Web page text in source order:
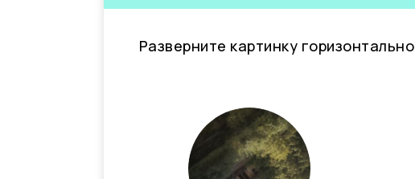
Разверните картинку горизонтально